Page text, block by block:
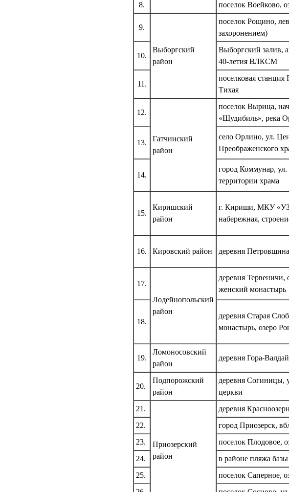
8.
поселок Воейково,
9.
Выборгский
район
поселок Рощино,
захоронением)
10.
Выборгский залив,
40-летия ВЛКСМ
11.
поселковая
Тихая
12.
Гатчинский
район
поселок Вырица,
«Шудибиль», река
13.
село Орлино, ул.
Преображенского
14.
город Коммунар, ул.
территории храма
15.
Киришский
район
г. Кириши, МКУ
набережная,
16. Кировский район деревня
17.
Лодейнопольский
район
деревня Тервеничи,
женский монастырь
18.
деревня Старая
монастырь, озеро
19.
Ломоносовский
район
деревня Гора-
20.
Подпорожский
район
деревня Согиницы,
церкви
21.
Приозерский
район
деревня
22.
город Приозерск,
23.
поселок Плодовое,
24.
в районе пляжа
25.
поселок Саперное,